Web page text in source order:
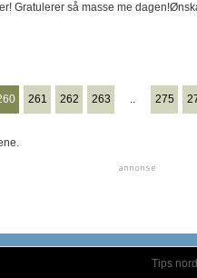
Gratulerer så masse me
261 262 263 .. 275
Tips